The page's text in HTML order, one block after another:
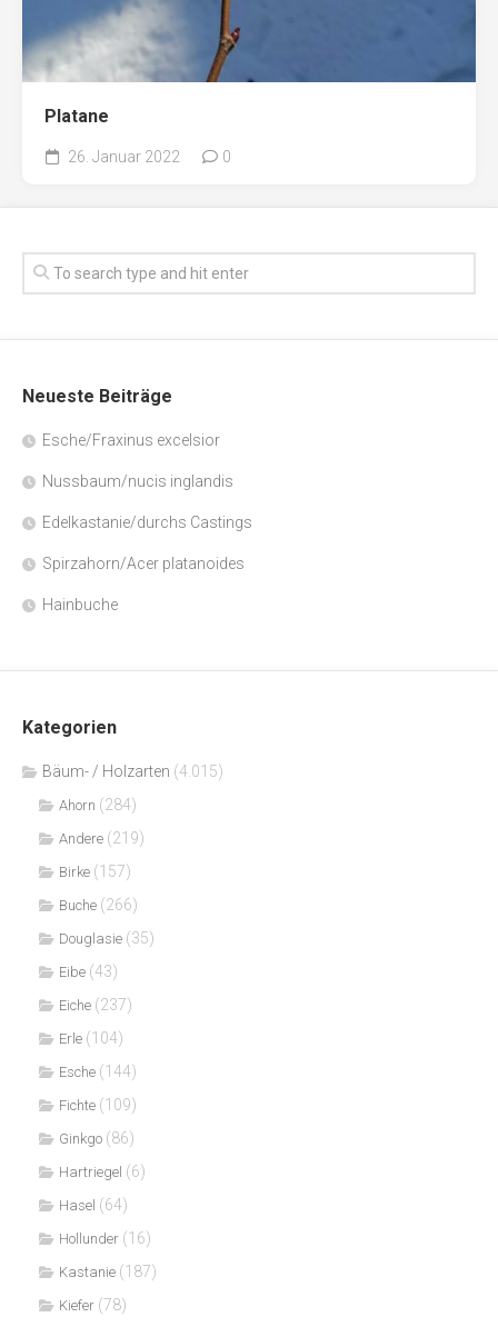
Platane
26. Januar 2022 0
Neueste Beiträge
Esche/Fraxinus excelsior
Nussbaum/nucis inglandis
Edelkastanie/durchs Castings
Spirzahorn/Acer platanoides
Hainbuche
Kategorien
Bäum- / Holzarten (4.015)
Ahorn (284)
Andere (219)
Birke (157)
Buche (266)
Douglasie (35)
Eibe (43)
Eiche (237)
Erle (104)
Esche (144)
Fichte (109)
Ginkgo (86)
Hartriegel (6)
Hasel (64)
Hollunder (16)
Kastanie (187)
Kiefer (78)